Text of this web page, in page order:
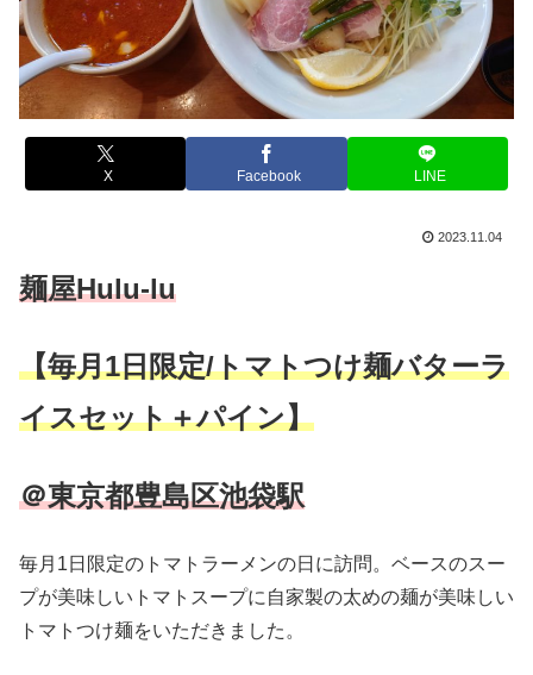
X Facebook LINE
2023.11.04
麺屋Hulu-lu
【毎月1日限定/トマトつけ麺バターラ
イスセット＋パイン】
＠東京都豊島区池袋駅
毎月1日限定のトマトラーメンの日に訪問。ベースのスー
プが美味しいトマトスープに自家製の太めの麺が美味しい
トマトつけ麺をいただきました。